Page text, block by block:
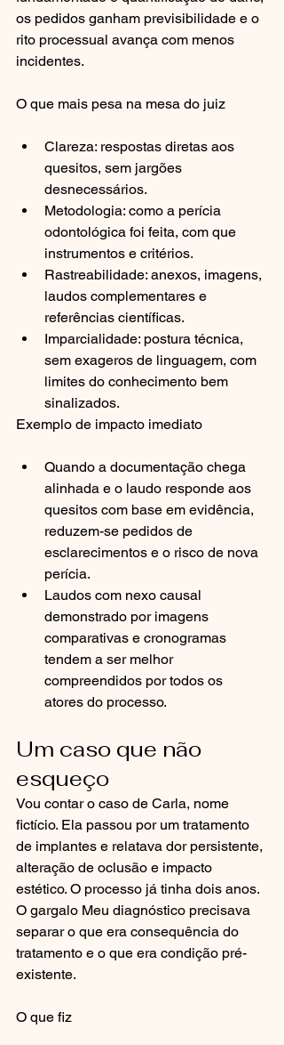
os pedidos ganham previsibilidade e o
rito processual avança com menos
incidentes.
O que mais pesa na mesa do juiz
Clareza: respostas diretas aos
quesitos, sem jargões
desnecessários.
Metodologia: como a perícia
odontológica foi feita, com que
instrumentos e critérios.
Rastreabilidade: anexos, imagens,
laudos complementares e
referências científicas.
Imparcialidade: postura técnica,
sem exageros de linguagem, com
limites do conhecimento bem
sinalizados.
Exemplo de impacto imediato
Quando a documentação chega
alinhada e o laudo responde aos
quesitos com base em evidência,
reduzem-se pedidos de
esclarecimentos e o risco de nova
perícia.
Laudos com nexo causal
demonstrado por imagens
comparativas e cronogramas
tendem a ser melhor
compreendidos por todos os
atores do processo.
Um caso que não
esqueço
Vou contar o caso de Carla, nome
fictício. Ela passou por um tratamento
de implantes e relatava dor persistente,
alteração de oclusão e impacto
estético. O processo já tinha dois anos.
O gargalo Meu diagnóstico precisava
separar o que era consequência do
tratamento e o que era condição pré-
existente.
O que fiz